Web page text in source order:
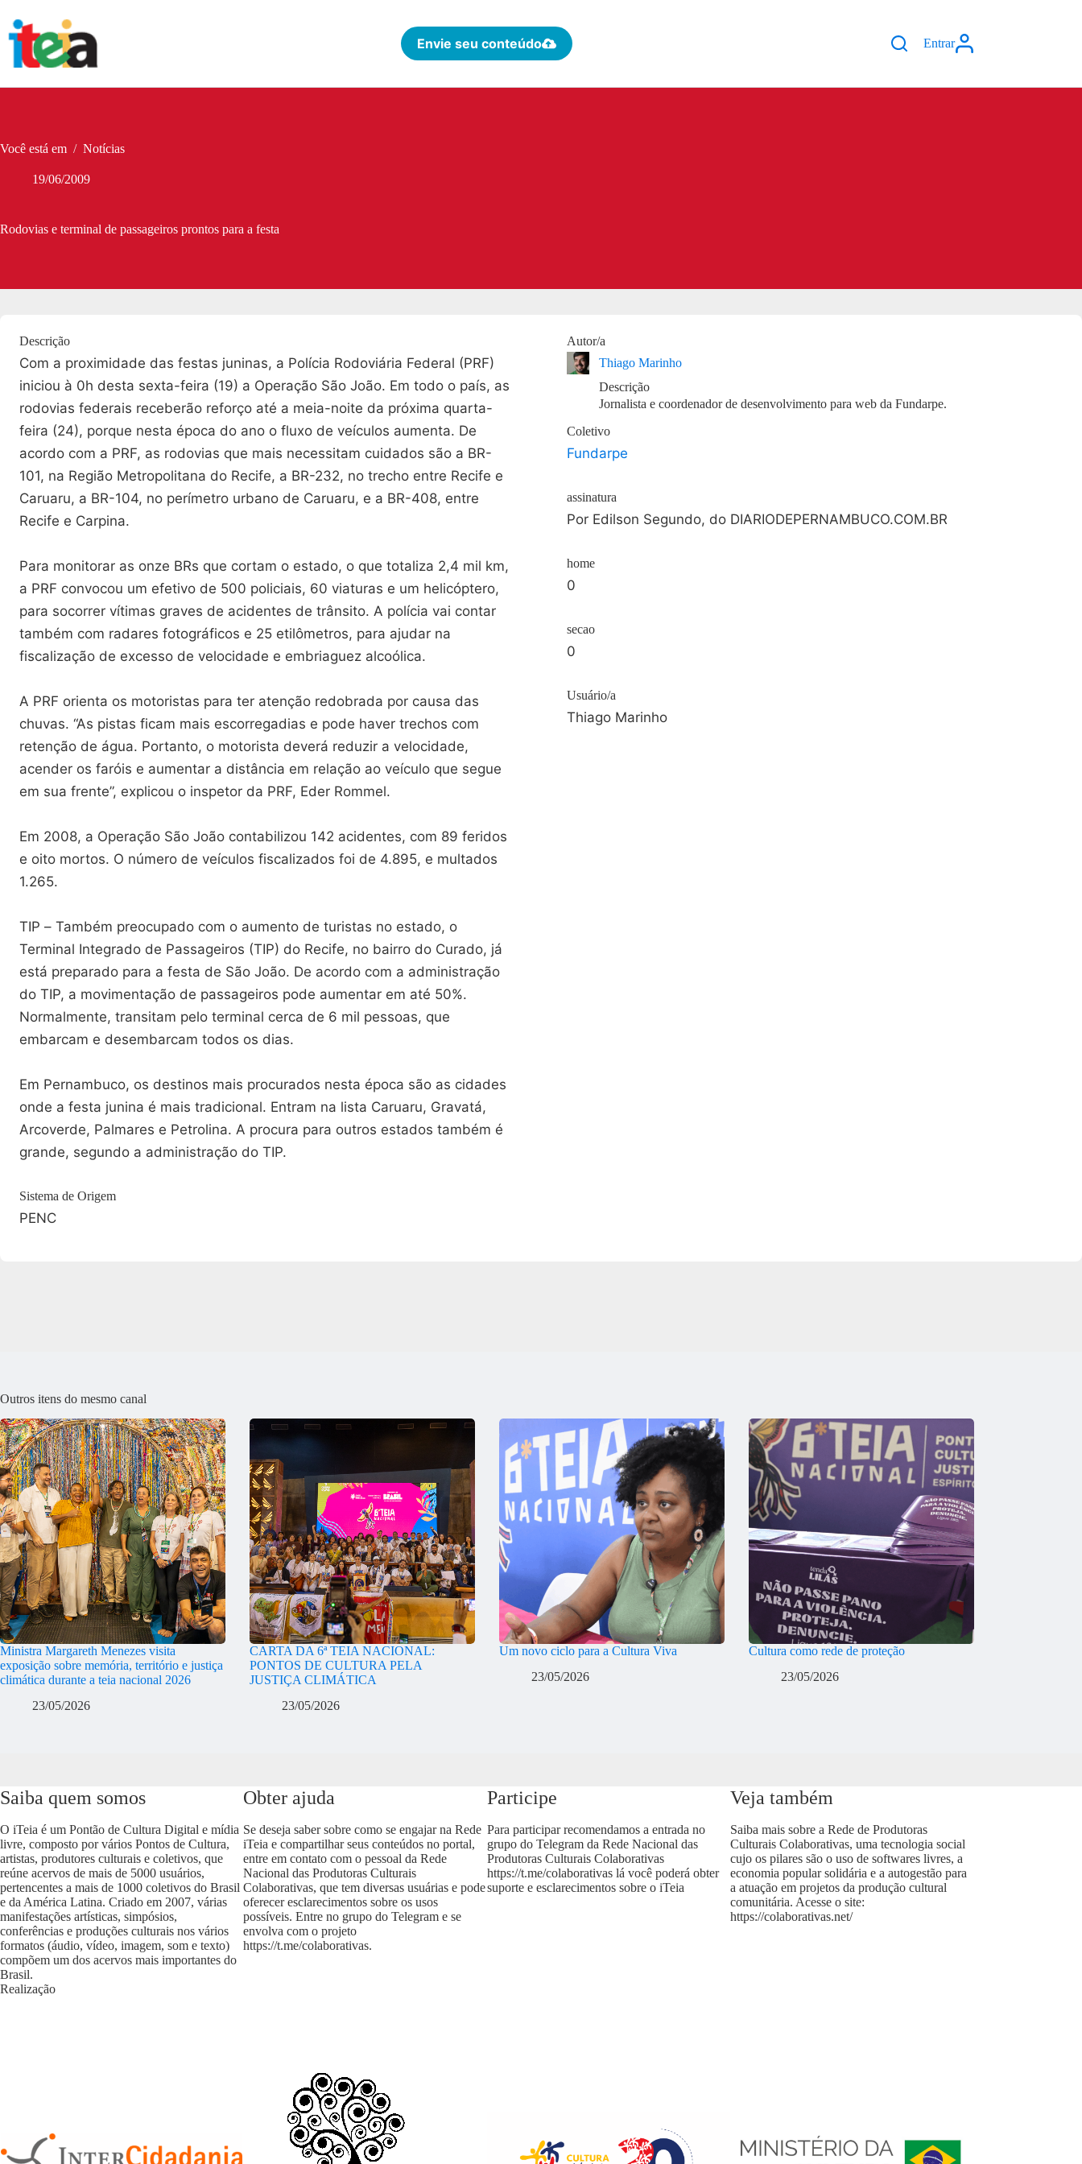
para
conteúdo
Envie seu conteúdo Entrar
Você está em / Notícias
19/06/2009
Rodovias e terminal de passageiros prontos para a festa
Descrição
Com a proximidade das festas juninas, a Polícia Rodoviária Federal (PRF)
iniciou à 0h desta sexta-feira (19) a Operação São João. Em todo o país, as
rodovias federais receberão reforço até a meia-noite da próxima quarta-
feira (24), porque nesta época do ano o fluxo de veículos aumenta. De
acordo com a PRF, as rodovias que mais necessitam cuidados são a BR-
101, na Região Metropolitana do Recife, a BR-232, no trecho entre Recife e
Caruaru, a BR-104, no perímetro urbano de Caruaru, e a BR-408, entre
Recife e Carpina.
Para monitorar as onze BRs que cortam o estado, o que totaliza 2,4 mil km,
a PRF convocou um efetivo de 500 policiais, 60 viaturas e um helicóptero,
para socorrer vítimas graves de acidentes de trânsito. A polícia vai contar
também com radares fotográficos e 25 etilômetros, para ajudar na
fiscalização de excesso de velocidade e embriaguez alcoólica.
A PRF orienta os motoristas para ter atenção redobrada por causa das
chuvas. “As pistas ficam mais escorregadias e pode haver trechos com
retenção de água. Portanto, o motorista deverá reduzir a velocidade,
acender os faróis e aumentar a distância em relação ao veículo que segue
em sua frente”, explicou o inspetor da PRF, Eder Rommel.
Em 2008, a Operação São João contabilizou 142 acidentes, com 89 feridos
e oito mortos. O número de veículos fiscalizados foi de 4.895, e multados
1.265.
TIP – Também preocupado com o aumento de turistas no estado, o
Terminal Integrado de Passageiros (TIP) do Recife, no bairro do Curado, já
está preparado para a festa de São João. De acordo com a administração
do TIP, a movimentação de passageiros pode aumentar em até 50%.
Normalmente, transitam pelo terminal cerca de 6 mil pessoas, que
embarcam e desembarcam todos os dias.
Em Pernambuco, os destinos mais procurados nesta época são as cidades
onde a festa junina é mais tradicional. Entram na lista Caruaru, Gravatá,
Arcoverde, Palmares e Petrolina. A procura para outros estados também é
grande, segundo a administração do TIP.
Sistema de Origem
PENC
Autor/a
Thiago Marinho
Descrição
Jornalista e coordenador de desenvolvimento para web da Fundarpe.
Coletivo
Fundarpe
assinatura
Por Edilson Segundo, do DIARIODEPERNAMBUCO.COM.BR
home
0
secao
0
Usuário/a
Thiago Marinho
Outros itens do mesmo canal
Ministra Margareth Menezes visita
exposição sobre memória, território e justiça
climática durante a teia nacional 2026
23/05/2026
CARTA DA 6ª TEIA NACIONAL:
PONTOS DE CULTURA PELA
JUSTIÇA CLIMÁTICA
23/05/2026
Um novo ciclo para a Cultura Viva
23/05/2026
Cultura como rede de proteção
23/05/2026
Saiba quem somos
O iTeia é um Pontão de Cultura Digital e mídia
livre, composto por vários Pontos de Cultura,
artistas, produtores culturais e coletivos, que
reúne acervos de mais de 5000 usuários,
pertencentes a mais de 1000 coletivos do Brasil
e da América Latina. Criado em 2007, várias
manifestações artísticas, simpósios,
conferências e produções culturais nos vários
formatos (áudio, vídeo, imagem, som e texto)
compõem um dos acervos mais importantes do
Brasil.
Obter ajuda
Se deseja saber sobre como se engajar na Rede
iTeia e compartilhar seus conteúdos no portal,
entre em contato com o pessoal da Rede
Nacional das Produtoras Culturais
Colaborativas, que tem diversas usuárias e pode
oferecer esclarecimentos sobre os usos
possíveis. Entre no grupo do Telegram e se
envolva com o projeto
https://t.me/colaborativas.
Participe
Para participar recomendamos a entrada no
grupo do Telegram da Rede Nacional das
Produtoras Culturais Colaborativas
https://t.me/colaborativaslá você poderá obter
suporte e esclarecimentos sobre o iTeia
Veja também
Saiba mais sobre a Rede de Produtoras
Culturais Colaborativas, uma tecnologia social
cujo os pilares são o uso de softwares livres, a
economia popular solidária e a autogestão para
a atuação em projetos da produção cultural
comunitária. Acesse o site:
https://colaborativas.net/
Realização